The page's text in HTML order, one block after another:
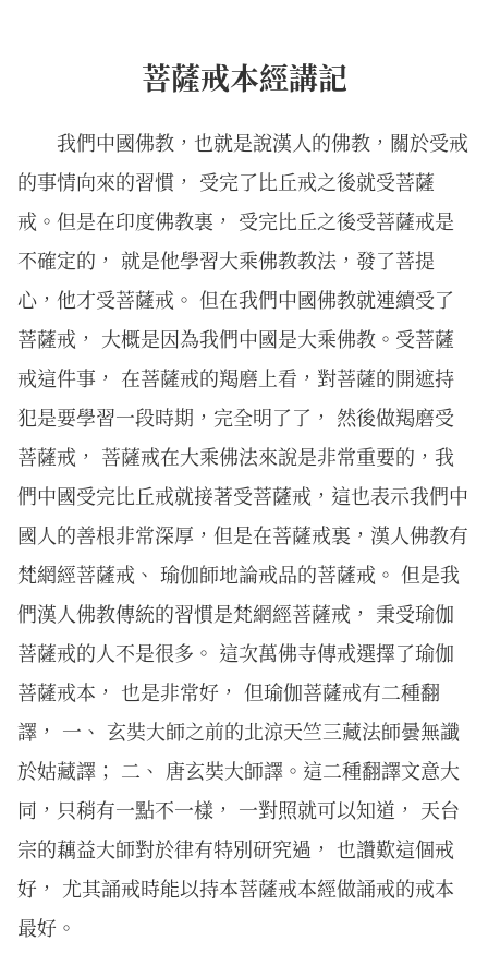
菩薩戒本經講記
我們中國佛教，也就是說漢人的佛教，關於受戒
的事情向來的習慣， 受完了比丘戒之後就受菩薩
戒。但是在印度佛教裏， 受完比丘之後受菩薩戒是
不確定的， 就是他學習大乘佛教教法，發了菩提
心，他才受菩薩戒。 但在我們中國佛教就連續受了
菩薩戒， 大概是因為我們中國是大乘佛教。受菩薩
戒這件事， 在菩薩戒的羯磨上看，對菩薩的開遮持
犯是要學習一段時期，完全明了了， 然後做羯磨受
菩薩戒， 菩薩戒在大乘佛法來說是非常重要的，我
們中國受完比丘戒就接著受菩薩戒，這也表示我們中
國人的善根非常深厚，但是在菩薩戒裏，漢人佛教有
梵網經菩薩戒、 瑜伽師地論戒品的菩薩戒。 但是我
們漢人佛教傳統的習慣是梵網經菩薩戒， 秉受瑜伽
菩薩戒的人不是很多。 這次萬佛寺傳戒選擇了瑜伽
菩薩戒本， 也是非常好， 但瑜伽菩薩戒有二種翻
譯， 一、 玄奘大師之前的北涼天竺三藏法師曇無讖
於姑藏譯； 二、 唐玄奘大師譯。這二種翻譯文意大
同，只稍有一點不一樣， 一對照就可以知道， 天台
宗的藕益大師對於律有特別研究過， 也讚歎這個戒
好， 尤其誦戒時能以持本菩薩戒本經做誦戒的戒本
最好。